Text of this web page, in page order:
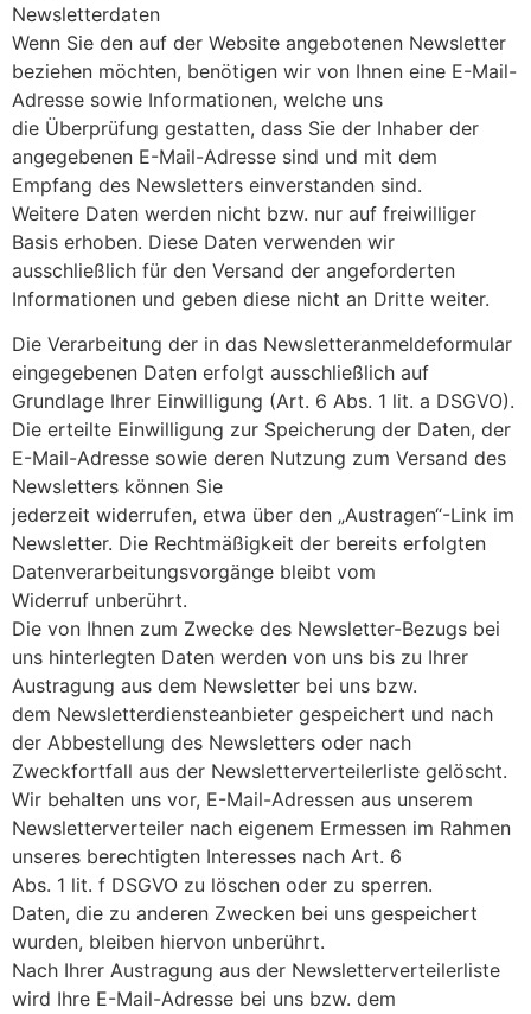
Newsletterdaten
Wenn Sie den auf der Website angebotenen Newsletter
beziehen möchten, benötigen wir von Ihnen eine E-Mail-
Adresse sowie Informationen, welche uns
die Überprüfung gestatten, dass Sie der Inhaber der
angegebenen E-Mail-Adresse sind und mit dem
Empfang des Newsletters einverstanden sind.
Weitere Daten werden nicht bzw. nur auf freiwilliger
Basis erhoben. Diese Daten verwenden wir
ausschließlich für den Versand der angeforderten
Informationen und geben diese nicht an Dritte weiter.
Die Verarbeitung der in das Newsletteranmeldeformular
eingegebenen Daten erfolgt ausschließlich auf
Grundlage Ihrer Einwilligung (Art. 6 Abs. 1 lit. a DSGVO).
Die erteilte Einwilligung zur Speicherung der Daten, der
E-Mail-Adresse sowie deren Nutzung zum Versand des
Newsletters können Sie
jederzeit widerrufen, etwa über den „Austragen“-Link im
Newsletter. Die Rechtmäßigkeit der bereits erfolgten
Datenverarbeitungsvorgänge bleibt vom
Widerruf unberührt.
Die von Ihnen zum Zwecke des Newsletter-Bezugs bei
uns hinterlegten Daten werden von uns bis zu Ihrer
Austragung aus dem Newsletter bei uns bzw.
dem Newsletterdiensteanbieter gespeichert und nach
der Abbestellung des Newsletters oder nach
Zweckfortfall aus der Newsletterverteilerliste gelöscht.
Wir behalten uns vor, E-Mail-Adressen aus unserem
Newsletterverteiler nach eigenem Ermessen im Rahmen
unseres berechtigten Interesses nach Art. 6
Abs. 1 lit. f DSGVO zu löschen oder zu sperren.
Daten, die zu anderen Zwecken bei uns gespeichert
wurden, bleiben hiervon unberührt.
Nach Ihrer Austragung aus der Newsletterverteilerliste
wird Ihre E-Mail-Adresse bei uns bzw. dem